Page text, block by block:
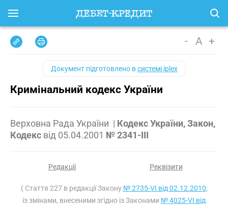
- A +
Документ підготовлено всистемі iplex
Кримінальний кодекс України
Верховна Рада України | Кодекс України, Закон,
Кодекс від 05.04.2001 № 2341-III
Редакції Реквізити
( Стаття 227 в редакції Закону № 2735-VI від 02.12.2010;
із змінами, внесеними згідно із Законами № 4025-VI від